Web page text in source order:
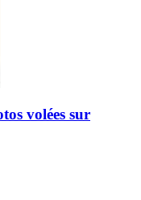
volées sur